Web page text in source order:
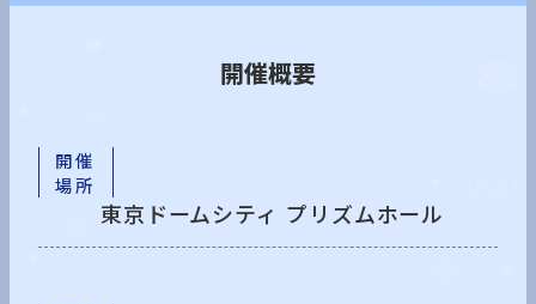
開催概要
開催
場所
東京ドームシティ プリズムホール